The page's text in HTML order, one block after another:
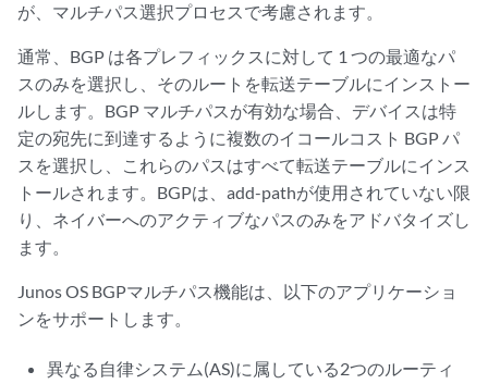
が、マルチパス選択プロセスで考慮されます。
通常、BGP は各プレフィックスに対して 1 つの最適なパ
スのみを選択し、そのルートを転送テーブルにインストー
ルします。BGP マルチパスが有効な場合、デバイスは特
定の宛先に到達するように複数のイコールコスト BGP パ
スを選択し、これらのパスはすべて転送テーブルにインス
トールされます。BGPは、add-pathが使用されていない限
り、ネイバーへのアクティブなパスのみをアドバタイズし
ます。
Junos OS BGPマルチパス機能は、以下のアプリケーショ
ンをサポートします。
異なる自律システム(AS)に属している2つのルーティ